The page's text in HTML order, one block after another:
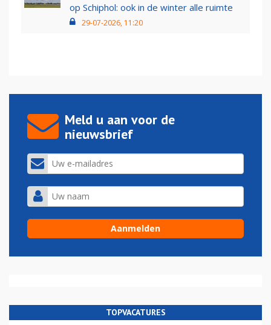
op Schiphol: ook in de winter alle ruimte
29-07-2026, 11:20
Meld u aan voor de
nieuwsbrief
TOPVACATURES